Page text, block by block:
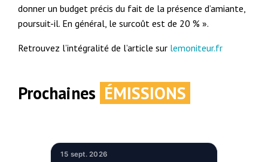
donner un budget précis du fait de la présence d’amiante,
poursuit-il. En général, le surcoût est de 20 % ».
Retrouvez l’intégralité de l’article sur lemoniteur.fr
Prochaines ÉMISSIONS
15 sept. 2026